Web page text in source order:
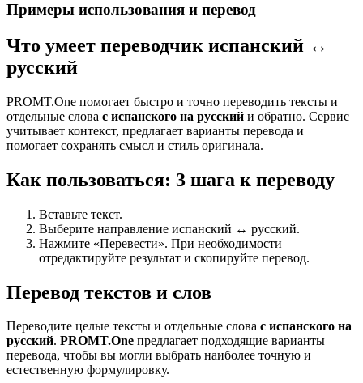
Примеры использования и перевод
Что умеет переводчик испанский ↔
русский
PROMT.One помогает быстро и точно переводить тексты и
отдельные слова с испанского на русский и обратно. Сервис
учитывает контекст, предлагает варианты перевода и
помогает сохранять смысл и стиль оригинала.
Как пользоваться: 3 шага к переводу
Вставьте текст.
Выберите направление испанский ↔ русский.
Нажмите «Перевести». При необходимости
отредактируйте результат и скопируйте перевод.
Перевод текстов и слов
Переводите целые тексты и отдельные слова с испанского на
русский. PROMT.One предлагает подходящие варианты
перевода, чтобы вы могли выбрать наиболее точную и
естественную формулировку.